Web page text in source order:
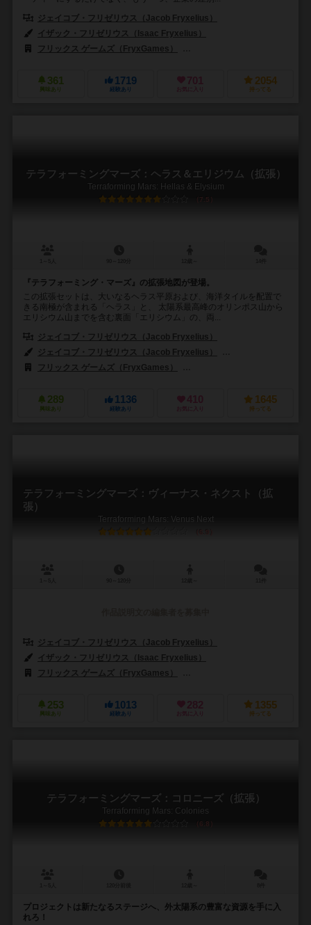
ジェイコブ・フリゼリウス（Jacob Fryxelius）
イザック・フリゼリウス（Isaac Fryxelius）
フリックス ゲームズ（FryxGames）
361
興味あり
1719
経験あり
701
お気に入り
2054
持ってる
テラフォーミングマーズ：ヘラス＆エリジウム（拡張）
Terraforming Mars: Hellas & Elysium
7.5
『テラフォーミング・マーズ』の拡張地図が登場。
この拡張セットは、大いなるヘラス平原および、海洋タイルを配置で
きる南極が含まれる「ヘラス」と、 太陽系最高峰のオリンポス山から
エリシウム山までを含む裏面「エリシウム」の、両...
ジェイコブ・フリゼリウス（Jacob Fryxelius）
ジェイコブ・フリゼリウス（Jacob Fryxelius）
フリックス ゲームズ（FryxGames）
289
興味あり
1136
経験あり
410
お気に入り
1645
持ってる
テラフォーミングマーズ：ヴィーナス・ネクスト（拡
張）
Terraforming Mars: Venus Next
ジェイコブ・フリゼリウス（Jacob Fryxelius）
イザック・フリゼリウス（Isaac Fryxelius）
フリックス ゲームズ（FryxGames）
253
興味あり
1013
経験あり
282
お気に入り
1355
持ってる
テラフォーミングマーズ：コロニーズ（拡張）
Terraforming Mars: Colonies
6.8
プロジェクトは新たなるステージへ、外太陽系の豊富な資源を手に入
れろ！